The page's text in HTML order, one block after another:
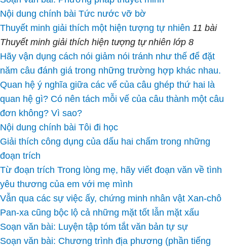
Nội dung chính bài Tức nước vỡ bờ
Thuyết minh giải thích một hiện tượng tự nhiên 11 bài
Thuyết minh giải thích hiện tượng tự nhiên lớp 8
Hãy vận dụng cách nói giảm nói tránh như thế để đặt
năm câu đánh giá trong những trường hợp khác nhau.
Quan hệ ý nghĩa giữa các vế của câu ghép thứ hai là
quan hệ gì? Có nên tách mỗi vế của câu thành một câu
đơn không? Vì sao?
Nội dung chính bài Tôi đi học
Giải thích công dụng của dấu hai chấm trong những
đoạn trích
Từ đoạn trích Trong lòng mẹ, hãy viết đoạn văn về tình
yêu thương của em với mẹ mình
Vẫn qua các sự việc ấy, chứng minh nhân vật Xan-chô
Pan-xa cũng bộc lộ cả những mặt tốt lẫn mặt xấu
Soạn văn bài: Luyện tập tóm tắt văn bản tự sự
Soạn văn bài: Chương trình địa phương (phần tiếng